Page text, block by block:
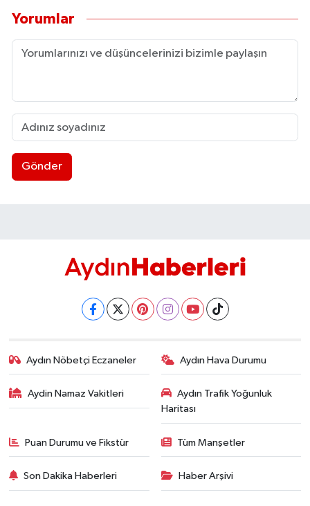
Yorumlar
Gönder
Aydın Nöbetçi Eczaneler Aydın Hava Durumu
Aydin Namaz Vakitleri
Aydın Trafik Yoğunluk
Haritası
Puan Durumu ve Fikstür Tüm Manşetler
Son Dakika Haberleri Haber Arşivi